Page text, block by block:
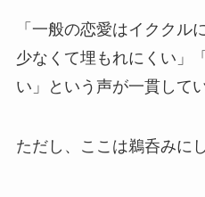
「一般の恋愛はイククル
少なくて埋もれにくい」
い」という声が一貫して
ただし、ここは鵜呑みに